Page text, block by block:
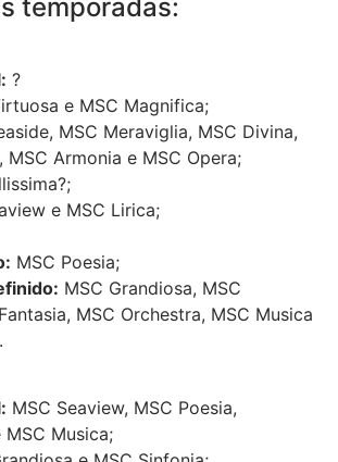
temporadas:
?
e MSC Magnifica;
MSC Meraviglia, MSC Divina,
MSC Armonia e MSC Opera;
e MSC Lirica;
MSC Poesia;
MSC Grandiosa, MSC
MSC Orchestra, MSC Musica
MSC Seaview, MSC Poesia,
MSC Musica;